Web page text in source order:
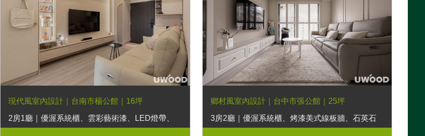
現代風室內設計｜台南市楊公館｜16坪
2房1廳｜優渥系統櫃、雲彩藝術漆、LED燈帶、
圓弧櫃
鄉村風室內設計｜台中市張公館｜25坪
3房2廳｜優渥系統櫃、烤漆美式線板牆、石英石
中島、木作線板、LED燈帶